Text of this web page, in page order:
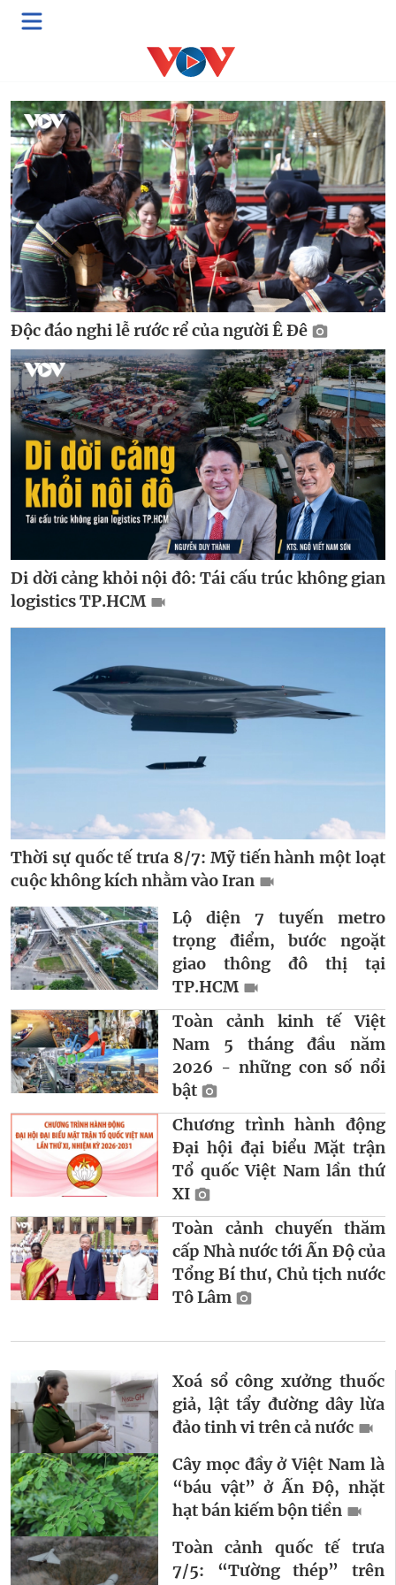
Video Podcast
Độc đáo nghi lễ rước rể của người Ê Đê
Di dời cảng khỏi nội đô: Tái cấu trúc không gian
logistics TP.HCM
Thời sự quốc tế trưa 8/7: Mỹ tiến hành một loạt
cuộc không kích nhằm vào Iran
Lộ diện 7 tuyến metro
trọng điểm, bước ngoặt
giao thông đô thị tại
TP.HCM
Toàn cảnh kinh tế Việt
Nam 5 tháng đầu năm
2026 - những con số nổi
bật
Chương trình hành động
Đại hội đại biểu Mặt trận
Tổ quốc Việt Nam lần thứ
XI
Toàn cảnh chuyến thăm
cấp Nhà nước tới Ấn Độ của
Tổng Bí thư, Chủ tịch nước
Tô Lâm
Xoá sổ công xưởng thuốc
giả, lật tẩy đường dây lừa
đảo tinh vi trên cả nước
Cây mọc đầy ở Việt Nam là
“báu vật” ở Ấn Độ, nhặt
hạt bán kiếm bộn tiền
Toàn cảnh quốc tế trưa
7/5: “Tường thép” trên